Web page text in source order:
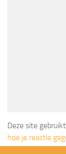
Deze site
hoe je reactie